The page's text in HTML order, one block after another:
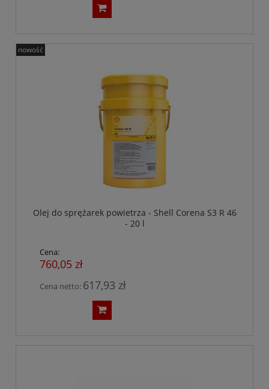
Olej do sprężarek powietrza - Shell Corena S3 R 46
- 20 l
Cena:
760,05 zł
Cena netto: 617,93 zł
nowość